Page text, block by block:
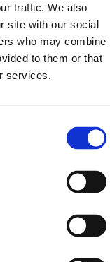
traffic. We also
site with our social
who may combine
to them or that
services.